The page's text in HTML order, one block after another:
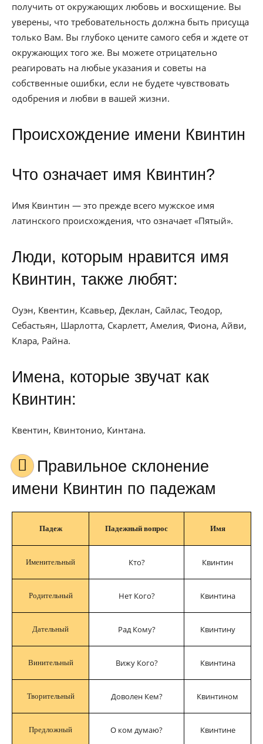
получить от окружающих любовь и восхищение. Вы
уверены, что требовательность должна быть присуща
только Вам. Вы глубоко цените самого себя и ждете от
окружающих того же. Вы можете отрицательно
реагировать на любые указания и советы на
собственные ошибки, если не будете чувствовать
одобрения и любви в вашей жизни.
Происхождение имени Квинтин
Что означает имя Квинтин?
Имя Квинтин — это прежде всего мужское имя
латинского происхождения, что означает «Пятый».
Люди, которым нравится имя
Квинтин, также любят:
Оуэн, Квентин, Ксавьер, Деклан, Сайлас, Теодор,
Себастьян, Шарлотта, Скарлетт, Амелия, Фиона, Айви,
Клара, Райна.
Имена, которые звучат как
Квинтин:
Квентин, Квинтонио, Кинтана.
Правильное склонение
имени Квинтин по падежам
Падеж Падежный вопрос Имя
Именительный Кто? Квинтин
Родительный Нет Кого? Квинтина
Дательный Рад Кому? Квинтину
Винительный Вижу Кого? Квинтина
Творительный Доволен Кем? Квинтином
Предложный О ком думаю? Квинтине